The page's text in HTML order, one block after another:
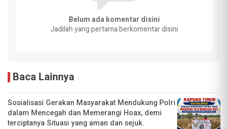
Belum ada komentar disini
Jadilah yang pertama berkomentar disini
Baca Lainnya
Sosialisasi Gerakan Masyarakat Mendukung Polri
dalam Mencegah dan Memerangi Hoax, demi
terciptanya Situasi yang aman dan sejuk.